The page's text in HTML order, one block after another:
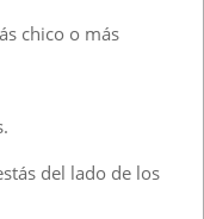
chico o más
del lado de los